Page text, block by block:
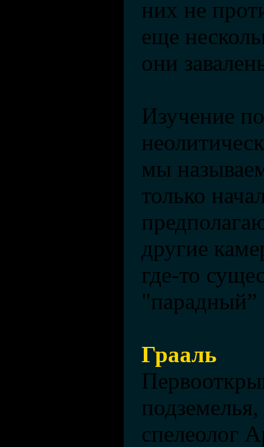
них не
еще
они
Изучение
мы
только
другие
где-то
"парадный”
Грааль
спелеолог